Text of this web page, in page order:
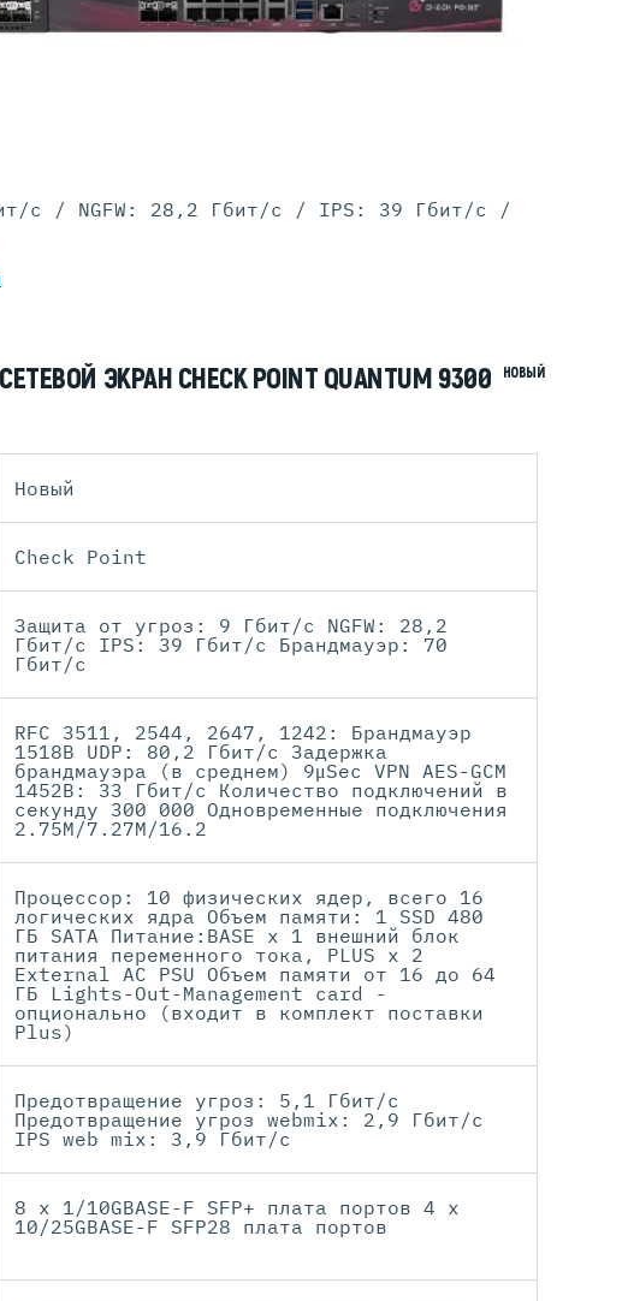
DELL G15
HPE Gen10
с / NGFW: 28,2 Гбит/с / IPS: 39 Гбит/с /
ЭКРАН CHECK POINT QUANTUM 9300 НОВЫЙ
Новый
Check Point
Защита от угроз: 9 Гбит/с NGFW: 28,2
Гбит/с IPS: 39 Гбит/с Брандмауэр: 70
Гбит/с
RFC 3511, 2544, 2647, 1242: Брандмауэр
1518B UDP: 80,2 Гбит/с Задержка
брандмауэра (в среднем) 9μSec VPN AES-GCM
1452B: 33 Гбит/с Количество подключений в
секунду 300 000 Одновременные подключения
2.75M/7.27M/16.2
Процессор: 10 физических ядер, всего 16
логических ядра Объем памяти: 1 SSD 480
ГБ SATA Питание:BASE x 1 внешний блок
питания переменного тока, PLUS x 2
External AC PSU Объем памяти от 16 до 64
ГБ Lights-Out-Management card -
опционально (входит в комплект поставки
Plus)
Предотвращение угроз: 5,1 Гбит/с
Предотвращение угроз webmix: 2,9 Гбит/с
IPS web mix: 3,9 Гбит/с
8 x 1/10GBASE-F SFP+ плата портов 4 x
10/25GBASE-F SFP28 плата портов